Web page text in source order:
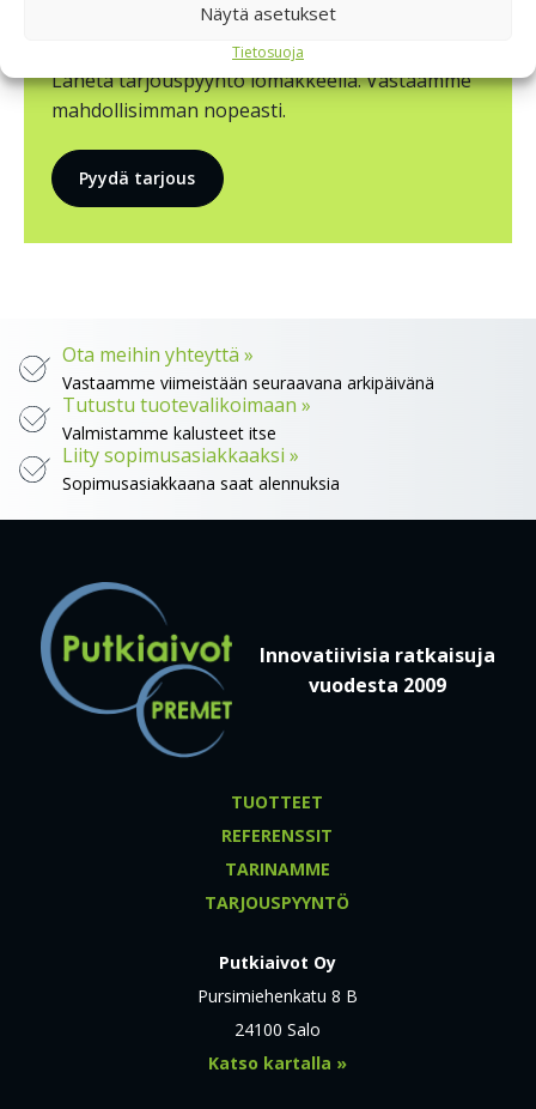
Näytä asetukset
Tietosuoja
Lähetä tarjouspyyntö
Lähetä tarjouspyyntö lomakkeella. Vastaamme
mahdollisimman nopeasti.
Pyydä tarjous
Ota meihin yhteyttä »
Vastaamme viimeistään seuraavana arkipäivänä
Tutustu tuotevalikoimaan »
Valmistamme kalusteet itse
Liity sopimusasiakkaaksi »
Sopimusasiakkaana saat alennuksia
Innovatiivisia ratkaisuja
vuodesta 2009
TUOTTEET
REFERENSSIT
TARINAMME
TARJOUSPYYNTÖ
Putkiaivot Oy
Pursimiehenkatu 8 B
24100 Salo
Katso kartalla »